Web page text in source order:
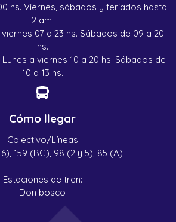
hs. Viernes, sábados y feriados hasta
2 am.
viernes 07 a 23 hs. Sábados de 09 a 20
hs.
Lunes a viernes 10 a 20 hs. Sábados de
10 a 13 hs.
Cómo llegar
Colectivo/Líneas
159 (BG), 98 (2 y 5), 85 (A)
Estaciones de tren:
Don bosco